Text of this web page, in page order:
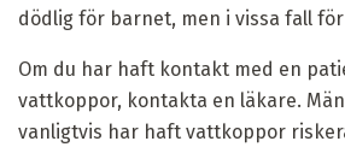
dödlig för barnet, men i vissa fall
Om du har haft kontakt med en
vattkoppor, kontakta en läkare.
vanligtvis har haft vattkoppor